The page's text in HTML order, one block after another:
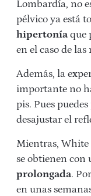
Lombardía, no
pélvico ya está
hipertonía que
en el caso de las
Además, la
importante no
pis. Pues
desajustar el
Mientras, White
se obtienen con
prolongada.
en unas